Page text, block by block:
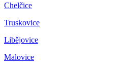
Chelčice
Truskovice
Libějovice
Malovice